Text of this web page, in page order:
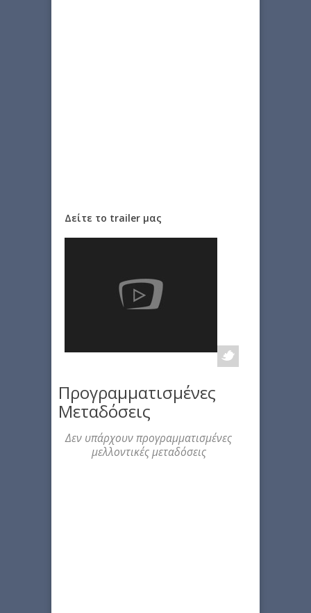
Δείτε το trailer μας
Προγραμματισμένες
Μεταδόσεις
Δεν υπάρχουν προγραμματισμένες
μελλοντικές μεταδόσεις